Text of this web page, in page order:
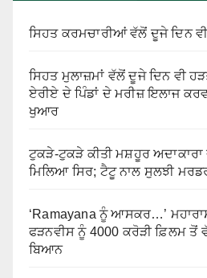
ਸਿਹਤ ਕਰਮਚਾਰੀਆਂ ਵੱਲੋਂ ਦੂਜੇ ਦਿਨ ਵੀ
ਸਿਹਤ ਮੁਲਾਜ਼ਮਾਂ ਵੱਲੋਂ ਦੂਜੇ ਦਿਨ ਵੀ
ਏਰੀਏ ਦੇ ਪਿੰਡਾਂ ਦੇ ਮਰੀਜ਼ ਇਲਾਜ
ਖੁਆਰ
ਟੁਕੜੇ-ਟੁਕੜੇ ਕੀਤੀ ਮਸ਼ਹੂਰ ਅਦਾਕਾਰਾ
ਮਿਲਿਆ ਸਿਰ; ਟੈਟੂ ਨਾਲ ਸੁਲਝੀ
‘Ramayana ਨੂੰ ਆਸਕਰ…’
ਫੜਨਵੀਸ ਨੂੰ 4000 ਕਰੋੜੀ ਫ਼ਿਲਮ ਤੋਂ
ਬਿਆਨ